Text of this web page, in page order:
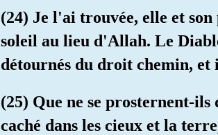
(24) Je l'ai trouvée, elle et
soleil au lieu d'Allah. Le
détournés du droit chemin, et
(25) Que ne se prosternent-
caché dans les cieux et la